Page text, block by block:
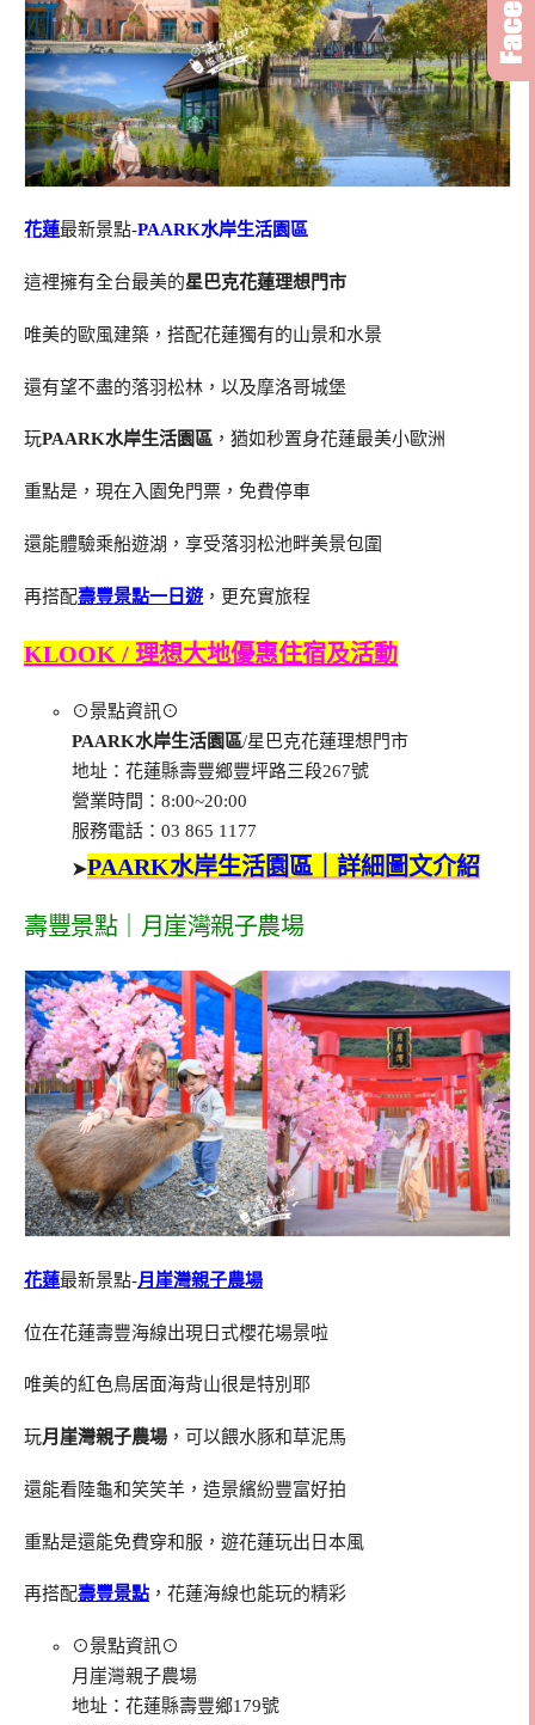
花蓮最新景點-PAARK水岸生活園區
這裡擁有全台最美的星巴克花蓮理想門市
唯美的歐風建築，搭配花蓮獨有的山景和水景
還有望不盡的落羽松林，以及摩洛哥城堡
玩PAARK水岸生活園區 ，猶如秒置身花蓮最美小歐洲
重點是，現在入園免門票，免費停車
還能體驗乘船遊湖，享受落羽松池畔美景包圍
再搭配壽豐景點一日遊 ，更充實旅程
KLOOK / 理想大地優惠住宿及活動
⊙景點資訊⊙
PAARK水岸生活園區/星巴克花蓮理想門市
地址：花蓮縣壽豐鄉豐坪路三段267號
營業時間：8:00~20:00
服務電話：03 865 1177
➤PAARK水岸生活園區｜詳細圖文介紹
壽豐景點｜月崖灣親子農場
花蓮最新景點-月崖灣親子農場
位在花蓮壽豐海線出現日式櫻花場景啦
唯美的紅色鳥居面海背山很是特別耶
玩月崖灣親子農場 ，可以餵水豚和草泥馬
還能看陸龜和笑笑羊，造景繽紛豐富好拍
重點是還能免費穿和服，遊花蓮玩出日本風
再搭配壽豐景點 ，花蓮海線也能玩的精彩
⊙景點資訊⊙
月崖灣親子農場
地址：花蓮縣壽豐鄉179號